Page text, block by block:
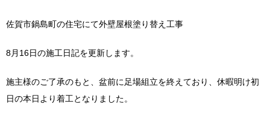
佐賀市鍋島町の住宅にて外壁屋根塗り替え工事
8月16日の施工日記を更新します。
施主様のご了承のもと、盆前に足場組立を終えており、休暇明け初
日の本日より着工となりました。